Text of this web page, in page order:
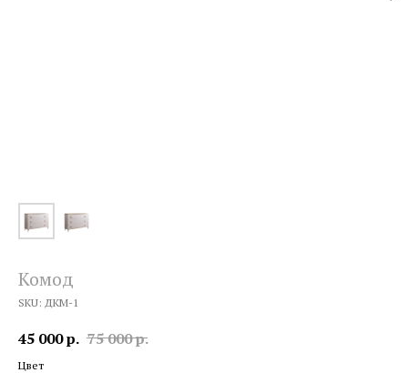
Комод
SKU: ДКМ-1
45 000р. 75 000р.
Цвет